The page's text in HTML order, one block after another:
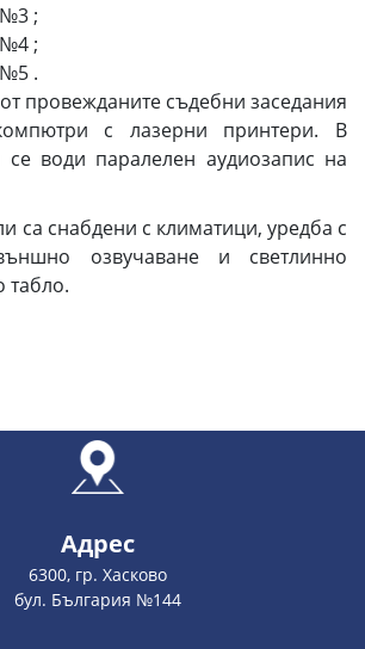
;
;
.
провежданите съдебни заседания
с лазерни принтери. В
се води паралелен аудиозапис на
са снабдени с климатици, уредба с
озвучаване и светлинно
табло.
Адрес
6300, гр. Хасково
бул. България №144